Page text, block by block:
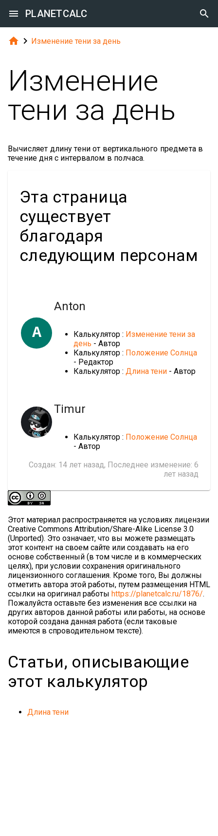
 PLANETCALC 
  Изменение тени за день
Изменение
тени за день
Вычисляет длину тени от вертикального предмета в
течение дня с интервалом в полчаса.
Эта страница
существует
благодаря
следующим персонам
A
Anton
Калькулятор : Изменение тени за
день - Автор
Калькулятор : Положение Солнца
- Редактор
Калькулятор : Длина тени - Автор
Timur
Калькулятор : Положение Солнца
- Автор
Создан: 14 лет назад, Последнее изменение: 6
лет назад
Этот материал распространяется на условиях лицензии
Creative Commons Attribution/Share-Alike License 3.0
(Unported). Это означает, что вы можете размещать
этот контент на своем сайте или создавать на его
основе собственный (в том числе и в коммерческих
целях), при условии сохранения оригинального
лицензионного соглашения. Кроме того, Вы должны
отметить автора этой работы, путем размещения HTML
ссылки на оригинал работы https://planetcalc.ru/1876/.
Пожалуйста оставьте без изменения все ссылки на
других авторов данной работы или работы, на основе
которой создана данная работа (если таковые
имеются в спроводительном тексте).
Статьи, описывающие
этот калькулятор
Длина тени